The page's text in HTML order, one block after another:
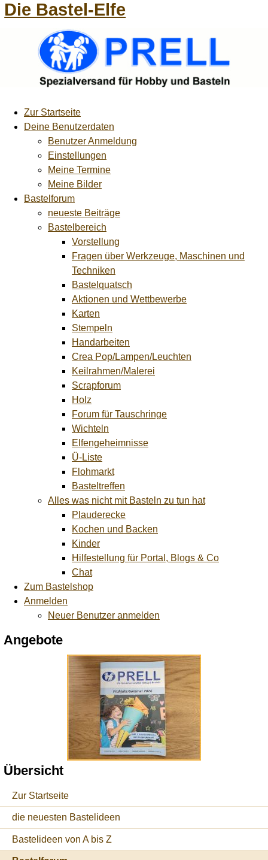
Die Bastel-Elfe
Zur Startseite
Deine Benutzerdaten
Benutzer Anmeldung
Einstellungen
Meine Termine
Meine Bilder
Bastelforum
neueste Beiträge
Bastelbereich
Vorstellung
Fragen über Werkzeuge, Maschinen und
Techniken
Bastelquatsch
Aktionen und Wettbewerbe
Karten
Stempeln
Handarbeiten
Crea Pop/Lampen/Leuchten
Keilrahmen/Malerei
Scrapforum
Holz
Forum für Tauschringe
Wichteln
Elfengeheimnisse
Ü-Liste
Flohmarkt
Basteltreffen
Alles was nicht mit Basteln zu tun hat
Plauderecke
Kochen und Backen
Kinder
Hilfestellung für Portal, Blogs & Co
Chat
Zum Bastelshop
Anmelden
Neuer Benutzer anmelden
Angebote
Übersicht
Zur Startseite
die neuesten Bastelideen
Bastelideen von A bis Z